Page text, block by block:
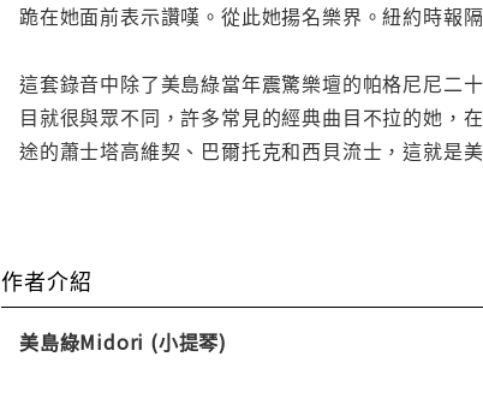
跪在她面前表示讚嘆。從此她揚名樂界。紐約時報
這套錄音中除了美島綠當年震驚樂壇的帕格尼尼二
目就很與眾不同，許多常見的經典曲目不拉的她，
途的蕭士塔高維契、巴爾托克和西貝流士，這就是
作者介紹
美島綠Midori (小提琴)